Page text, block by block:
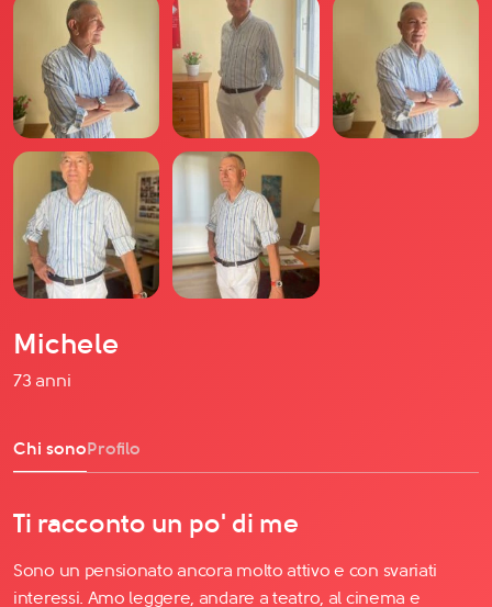
Instagram
TikTok
Michele
73 anni
Chi sonoProfilo
Ti racconto un po' di me
Sono un pensionato ancora molto attivo e con svariati
interessi. Amo leggere, andare a teatro, al cinema e